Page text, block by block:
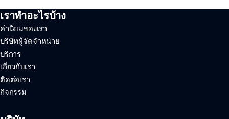
เราทำอะไรบ้าง
ค่านิยมของเรา
บริษัทผู้จัดจำหน่าย
บริการ
เกี่ยวกับเรา
ติดต่อเรา
กิจกรรม